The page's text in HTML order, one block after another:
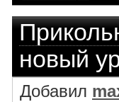
новый
Добавил